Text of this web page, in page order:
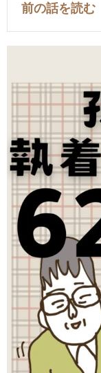
前の話を読む